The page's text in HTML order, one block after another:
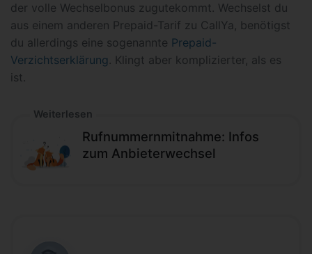
der volle Wechselbonus zugutekommt. Wechselst du
aus einem anderen Prepaid-Tarif zu CallYa, benötigst
du allerdings eine sogenannte Prepaid-
Verzichtserklärung . Klingt aber komplizierter, als es
ist.
Weiterlesen
Rufnummernmitnahme: Infos
zum Anbieterwechsel